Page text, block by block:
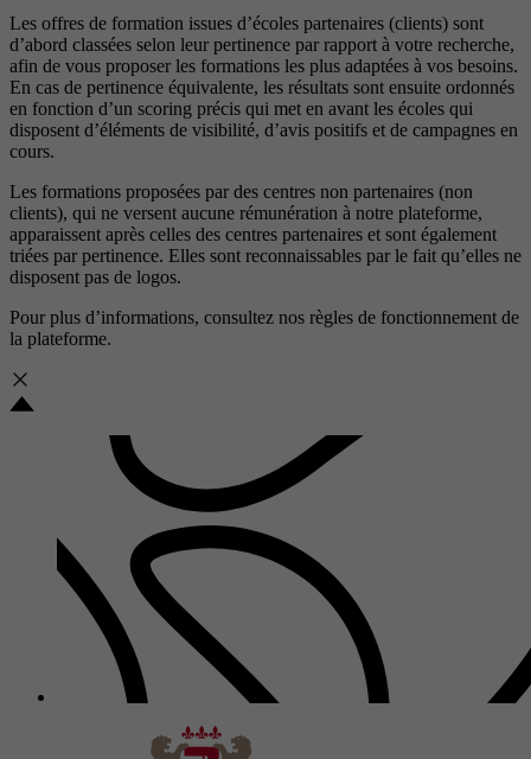
Les offres de formation issues d’écoles partenaires (clients) sont
d’abord classées selon leur pertinence par rapport à votre recherche,
afin de vous proposer les formations les plus adaptées à vos besoins.
En cas de pertinence équivalente, les résultats sont ensuite ordonnés
en fonction d’un scoring précis qui met en avant les écoles qui
disposent d’éléments de visibilité, d’avis positifs et de campagnes en
cours.
Les formations proposées par des centres non partenaires (non
clients), qui ne versent aucune rémunération à notre plateforme,
apparaissent après celles des centres partenaires et sont également
triées par pertinence. Elles sont reconnaissables par le fait qu’elles ne
disposent pas de logos.
Pour plus d’informations, consultez nos règles de fonctionnement de
la plateforme.